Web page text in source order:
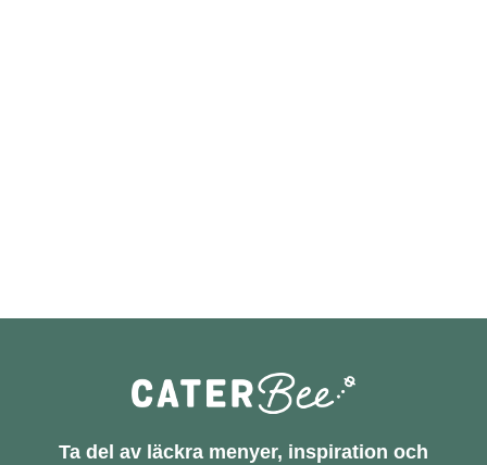
Ta del av läckra menyer, inspiration och